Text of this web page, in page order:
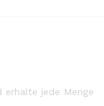
erhalte jede Menge